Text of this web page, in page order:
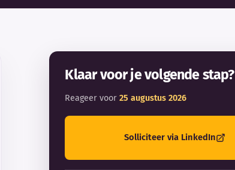
Klaar voor je volgende stap?
Reageer voor25 augustus 2026
Solliciteer via LinkedIn